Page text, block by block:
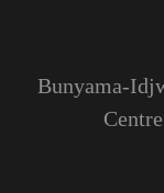
Bunyama-